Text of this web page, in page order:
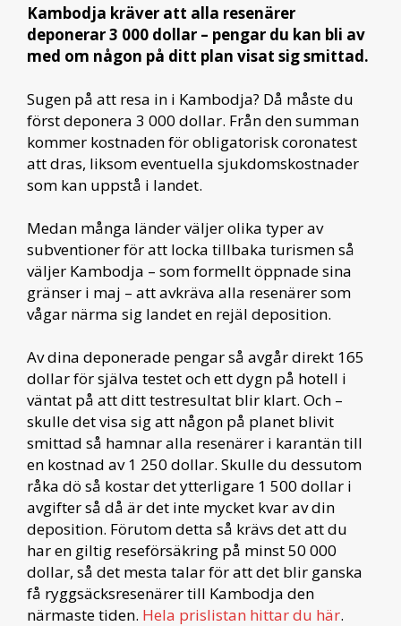
Kambodja kräver att alla resenärer
deponerar 3 000 dollar – pengar du kan bli av
med om någon på ditt plan visat sig smittad.
Sugen på att resa in i Kambodja? Då måste du
först deponera 3 000 dollar. Från den summan
kommer kostnaden för obligatorisk coronatest
att dras, liksom eventuella sjukdomskostnader
som kan uppstå i landet.
Medan många länder väljer olika typer av
subventioner för att locka tillbaka turismen så
väljer Kambodja – som formellt öppnade sina
gränser i maj – att avkräva alla resenärer som
vågar närma sig landet en rejäl deposition.
Av dina deponerade pengar så avgår direkt 165
dollar för själva testet och ett dygn på hotell i
väntat på att ditt testresultat blir klart. Och –
skulle det visa sig att någon på planet blivit
smittad så hamnar alla resenärer i karantän till
en kostnad av 1 250 dollar. Skulle du dessutom
råka dö så kostar det ytterligare 1 500 dollar i
avgifter så då är det inte mycket kvar av din
deposition. Förutom detta så krävs det att du
har en giltig reseförsäkring på minst 50 000
dollar, så det mesta talar för att det blir ganska
få ryggsäcksresenärer till Kambodja den
närmaste tiden. Hela prislistan hittar du här.